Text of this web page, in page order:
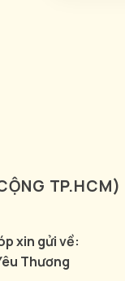
TP.HCM)
xin gửi về:
Thương